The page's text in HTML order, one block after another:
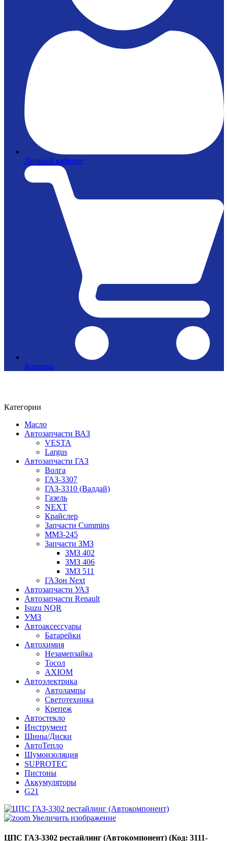
Личный кабинет
Корзина
Категории
Масло
Автозапчасти ВАЗ
VESTA
Largus
Автозапчасти ГАЗ
Волга
ГАЗ-3307
ГАЗ-3310 (Валдай)
Газель
NEXT
Крайслер
Запчасти Cummins
ММЗ-245
Запчасти ЗМЗ
ЗМЗ 402
ЗМЗ 406
ЗМЗ 511
ГАЗон Next
Автозапчасти УАЗ
Автозапчасти Renault
Isuzu NQR
УМЗ
Автоаксессуары
Батарейки
Автохимия
Незамерзайка
Тосол
AXIOM
Автоэлектрика
Автолампы
Светотехника
Крепеж
Автостекло
Инструмент
Шины/Диски
АвтоТепло
Шумоизоляция
SUPROTEC
Пистоны
Аккумуляторы
G21
Увеличить изображение
ЦПС ГАЗ-3302 рестайлинг (Автокомпонент) (Код: 3111-